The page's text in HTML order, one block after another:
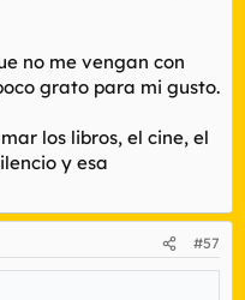
no me vengan con
grato para mi gusto.
los libros, el cine, el
y esa
#57